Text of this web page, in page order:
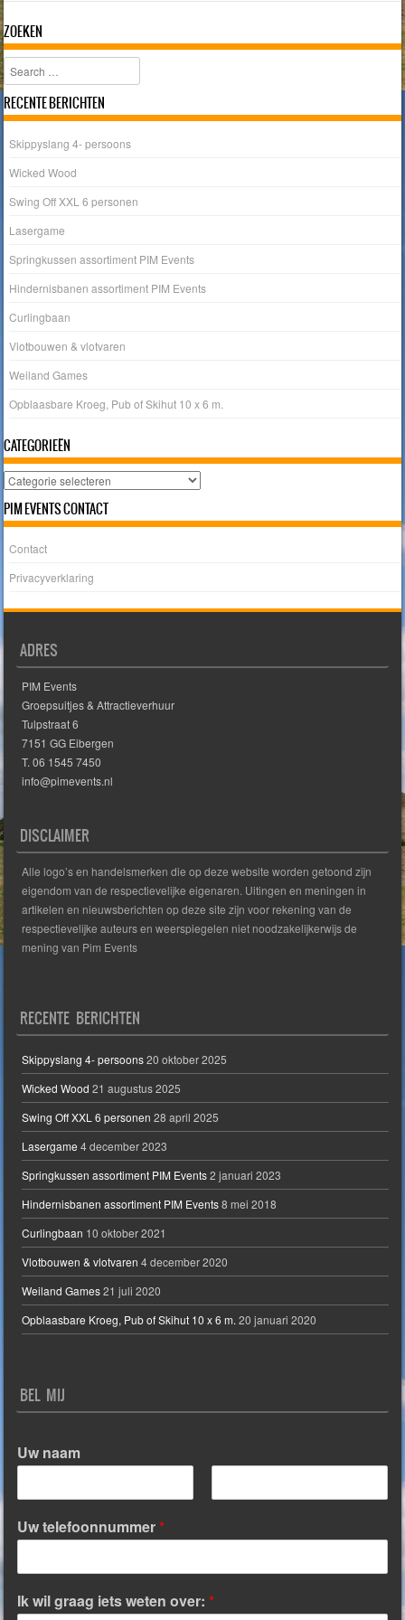
ZOEKEN
Search
RECENTE BERICHTEN
Skippyslang 4- persoons
Wicked Wood
Swing Off XXL 6 personen
Lasergame
Springkussen assortiment PIM Events
Hindernisbanen assortiment PIM Events
Curlingbaan
Vlotbouwen & vlotvaren
Weiland Games
Opblaasbare Kroeg, Pub of Skihut 10 x 6 m.
CATEGORIEËN
Categorieën
PIM EVENTS CONTACT
Contact
Privacyverklaring
ADRES
PIM Events
Groepsuitjes & Attractieverhuur
Tulpstraat 6
7151 GG Eibergen
T. 06 1545 7450
info@pimevents.nl
DISCLAIMER
Alle logo’s en handelsmerken die op deze website worden getoond zijn
eigendom van de respectievelijke eigenaren. Uitingen en meningen in
artikelen en nieuwsberichten op deze site zijn voor rekening van de
respectievelijke auteurs en weerspiegelen niet noodzakelijkerwijs de
mening van Pim Events
RECENTE BERICHTEN
Skippyslang 4- persoons 20 oktober 2025
Wicked Wood 21 augustus 2025
Swing Off XXL 6 personen 28 april 2025
Lasergame 4 december 2023
Springkussen assortiment PIM Events 2 januari 2023
Hindernisbanen assortiment PIM Events 8 mei 2018
Curlingbaan 10 oktober 2021
Vlotbouwen & vlotvaren 4 december 2020
Weiland Games 21 juli 2020
Opblaasbare Kroeg, Pub of Skihut 10 x 6 m. 20 januari 2020
BEL MIJ
Uw naam
V
o
o
a
a
m
A
r
n
Uw telefoonnummer*
Ik wil graag iets weten over:*